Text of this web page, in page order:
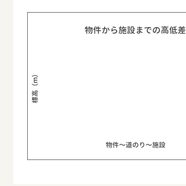
物件から施設までの高低差
標高（m）
物件〜道のり〜施設